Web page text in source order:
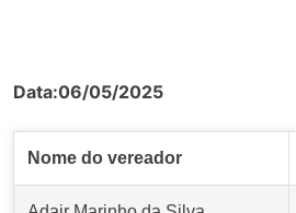
Data:06/05/2025
Nome do vereador